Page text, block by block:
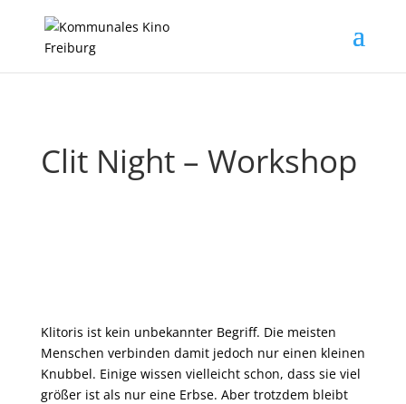
Clit Night – Workshop
Klitoris ist kein unbekannter Begriff. Die meisten
Menschen verbinden damit jedoch nur einen kleinen
Knubbel. Einige wissen vielleicht schon, dass sie viel
größer ist als nur eine Erbse. Aber trotzdem bleibt